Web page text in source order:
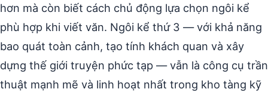
hơn mà còn biết cách chủ động lựa chọn ngôi kể
phù hợp khi viết văn. Ngôi kể thứ 3 — với khả năng
bao quát toàn cảnh, tạo tính khách quan và xây
dựng thế giới truyện phức tạp — vẫn là công cụ trần
thuật mạnh mẽ và linh hoạt nhất trong kho tàng kỹ